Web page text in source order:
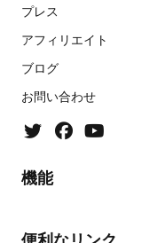
プレス
アフィリエイト
ブログ
お問い合わせ
機能